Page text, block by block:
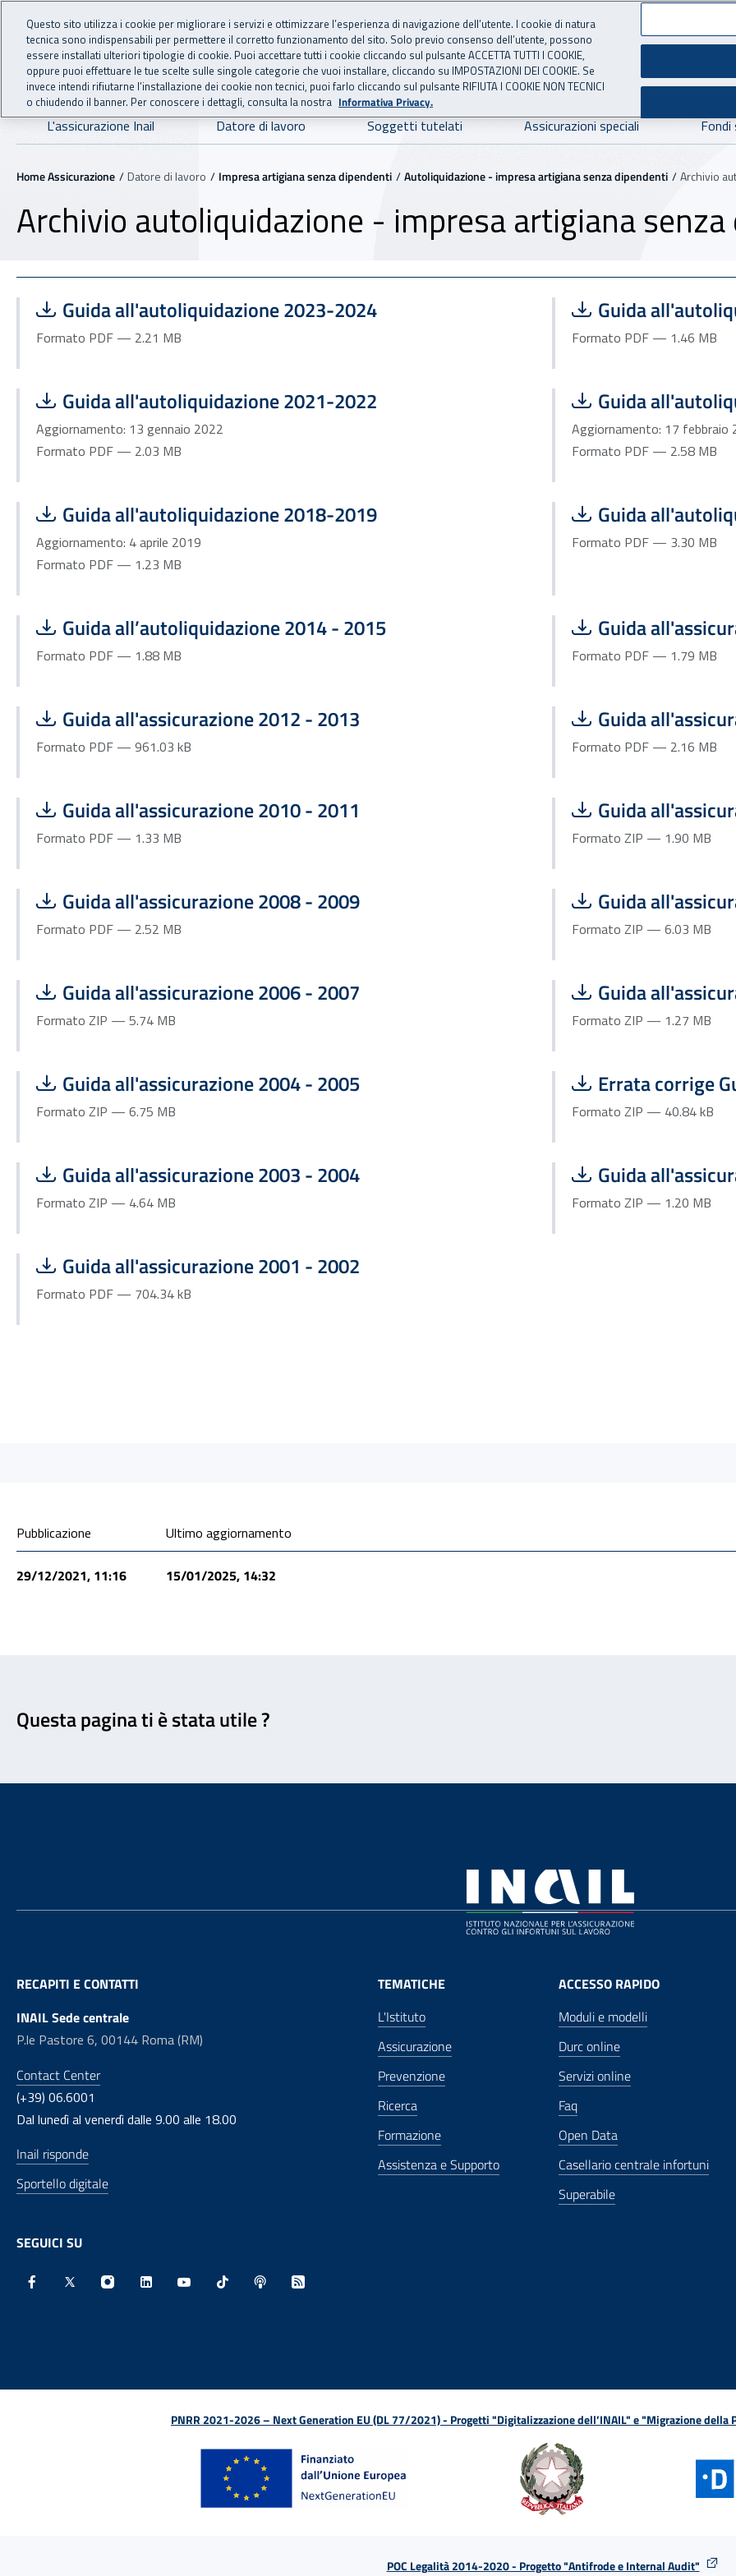
Vai al menu principale
Vai al contenuto principale
INAIL - Istituto Nazionale per l'Assicurazione
ASSICURAZIONE
Navigazione principale
L'assicurazione Inail Datore di lavoro Soggetti tutelati Assicurazioni speciali Fondi
Navigazione - Ti trovi in:
Home Assicurazione Datore di lavoro Impresa artigiana senza dipendenti Autoliquidazione - impresa artigiana senza dipendenti Archivio
Archivio autoliquidazione - impresa artigiana
Scarica file:
Guida all'autoliquidazione 2023-2024
Formato PDF — Dimensione 2.21 MB
Formato PDF — 2.21 MB
Scarica file:
Guida
Formato PDF — 1.46 MB
Scarica file:
Guida all'autoliquidazione 2021-2022
Formato PDF — Dimensione 2.03 MB
Aggiornamento: 13 gennaio 2022
Formato PDF — 2.03 MB
Scarica file:
Guida
Aggiornamento: 17 febbraio
Formato PDF — 2.58 MB
Scarica file:
Guida all'autoliquidazione 2018-2019
Formato PDF — Dimensione 1.23 MB
Aggiornamento: 4 aprile 2019
Formato PDF — 1.23 MB
Scarica file:
Guida
Formato PDF — 3.30 MB
Scarica file:
Guida all’autoliquidazione 2014 - 2015
Formato PDF — Dimensione 1.88 MB
Formato PDF — 1.88 MB
Scarica file:
Guida
Formato PDF — 1.79 MB
Scarica file:
Guida all'assicurazione 2012 - 2013
Formato PDF — Dimensione 961.03 kB
Formato PDF — 961.03 kB
Scarica file:
Guida
Formato PDF — 2.16 MB
Scarica file:
Guida all'assicurazione 2010 - 2011
Formato PDF — Dimensione 1.33 MB
Formato PDF — 1.33 MB
Scarica file:
Guida
Formato ZIP — 1.90 MB
Scarica file:
Guida all'assicurazione 2008 - 2009
Formato PDF — Dimensione 2.52 MB
Formato PDF — 2.52 MB
Scarica file:
Guida
Formato ZIP — 6.03 MB
Scarica file:
Guida all'assicurazione 2006 - 2007
Formato ZIP — Dimensione 5.74 MB
Formato ZIP — 5.74 MB
Scarica file:
Guida
Formato ZIP — 1.27 MB
Scarica file:
Guida all'assicurazione 2004 - 2005
Formato ZIP — Dimensione 6.75 MB
Formato ZIP — 6.75 MB
Scarica file:
Errata corrige
Formato ZIP — 40.84 kB
Scarica file:
Guida all'assicurazione 2003 - 2004
Formato ZIP — Dimensione 4.64 MB
Formato ZIP — 4.64 MB
Scarica file:
Guida
Formato ZIP — 1.20 MB
Scarica file:
Guida all'assicurazione 2001 - 2002
Formato PDF — Dimensione 704.34 kB
Formato PDF — 704.34 kB
Condivisione social
Pubblicazione
29/12/2021, 11:16
Ultimo aggiornamento
15/01/2025, 14:32
Questa pagina ti è stata utile ?
RECAPITI E CONTATTI
INAIL Sede centrale
P.le Pastore 6, 00144 Roma (RM)
Contact Center
(+39) 06.6001
Dal lunedì al venerdì dalle 9.00 alle 18.00
Inail risponde
Sportello digitale
SEGUICI SU
TEMATICHE
L'Istituto
Assicurazione
Prevenzione
Ricerca
Formazione
Assistenza e Supporto
ACCESSO RAPIDO
Moduli e modelli
Durc online
Servizi online
Faq
Open Data
Casellario centrale infortuni
Superabile
PNRR 2021-2026 – Next Generation EU (DL 77/2021) - Progetti "Digitalizzazione dell’INAIL" e "Migrazione della
POC Legalità 2014-2020 - Progetto "Antifrode e Internal Audit"
Questo sito utilizza i cookie per migliorare i servizi e ottimizzare l’esperienza di navigazione dell’utente. I cookie di natura
tecnica sono indispensabili per permettere il corretto funzionamento del sito. Solo previo consenso dell’utente, possono
essere installati ulteriori tipologie di cookie. Puoi accettare tutti i cookie cliccando sul pulsante ACCETTA TUTTI I COOKIE,
oppure puoi effettuare le tue scelte sulle singole categorie che vuoi installare, cliccando su IMPOSTAZIONI DEI COOKIE. Se
invece intendi rifiutarne l’installazione dei cookie non tecnici, puoi farlo cliccando sul pulsante RIFIUTA I COOKIE NON TECNICI
o chiudendo il banner. Per conoscere i dettagli, consulta la nostra Informativa Privacy.